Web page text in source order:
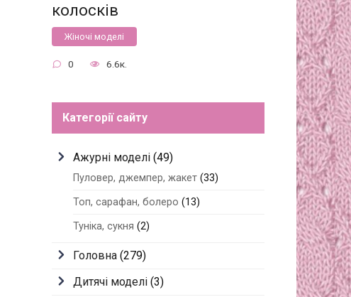
колосків
Жіночі моделі
0 6.6к.
Категорії сайту
Ажурні моделі (49)
Пуловер, джемпер, жакет (33)
Топ, сарафан, болеро (13)
Туніка, сукня (2)
Головна (279)
Дитячі моделі (3)